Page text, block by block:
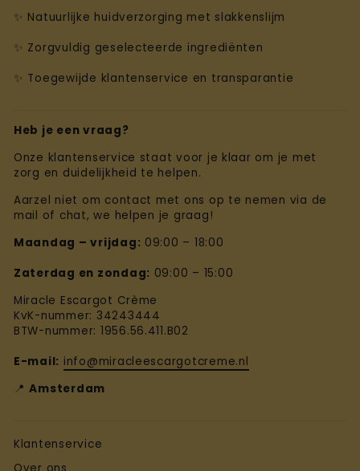
✨ Natuurlijke huidverzorging met slakkenslijm
✨ Zorgvuldig geselecteerde ingrediënten
✨ Toegewijde klantenservice en transparantie
Heb je een vraag?
Onze klantenservice staat voor je klaar om je met
zorg en duidelijkheid te helpen.
Aarzel niet om contact met ons op te nemen via de
mail of chat, we helpen je graag!
Maandag – vrijdag: 09:00 – 18:00
Zaterdag en zondag: 09:00 – 15:00
Miracle Escargot Crème
KvK-nummer: 34243444
BTW-nummer: 1956.56.411.B02
E-mail: info@miracleescargotcreme.nl
📍Amsterdam
Klantenservice